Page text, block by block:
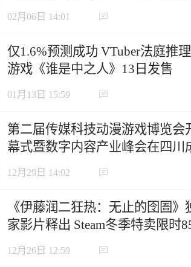
启抢先体验！
02月06日 14:01
仅1.6%预测成功 VTuber法庭推理
游戏《谁是中之人》13日发售
01月13日 15:59
第二届传媒科技动漫游戏博览会
幕式暨数字内容产业峰会在四川
都举办
12月29日 14:02
《伊藤润二狂热：无止的囹圄》
家影片释出 Steam冬季特卖限时
折开跑
12月26日 12:59